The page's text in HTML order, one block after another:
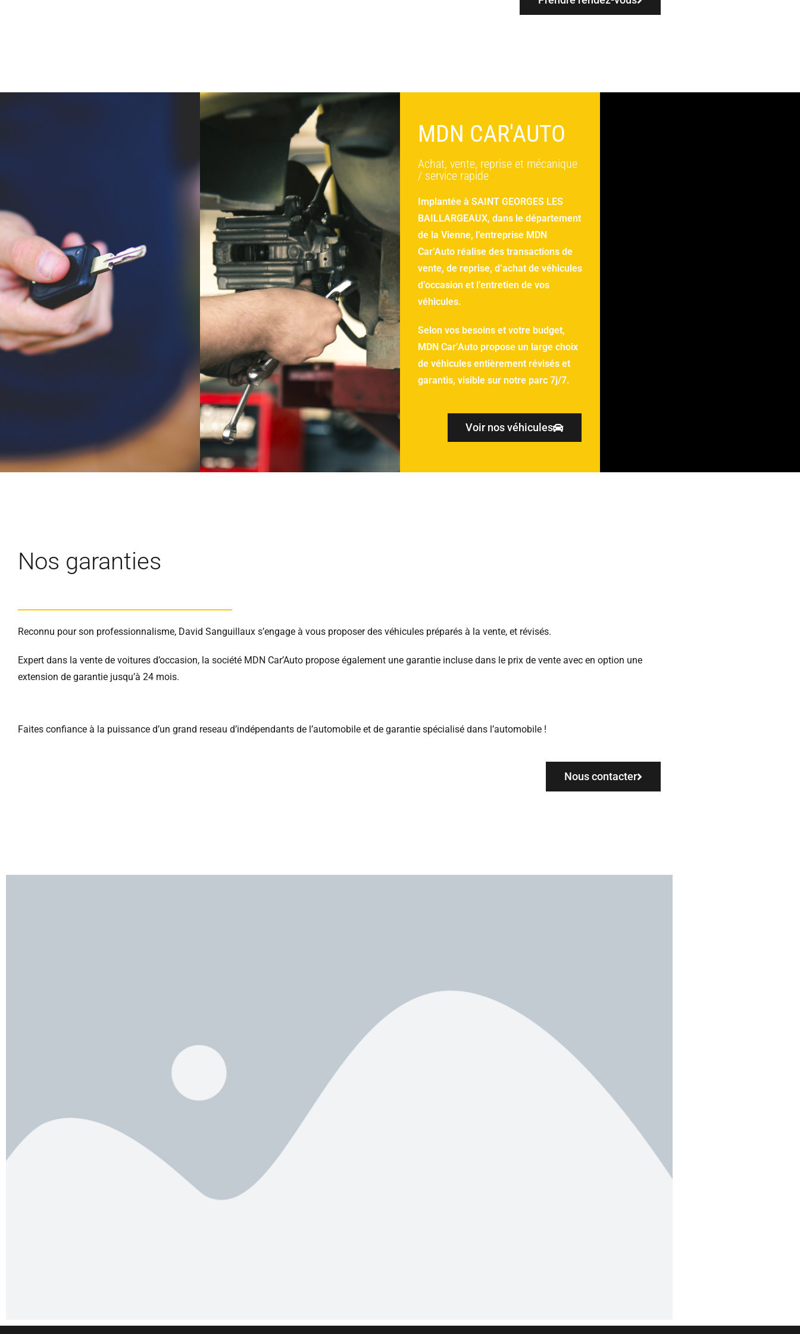
MDN CAR'AUTO
Achat, vente, reprise et mécanique
/ service rapide
Implantée à SAINT GEORGES LES
BAILLARGEAUX, dans le département
de la Vienne, l’entreprise MDN
Car’Auto réalise des transactions de
vente, de reprise, d’achat de véhicules
d’occasion et l’entretien de vos
véhicules.
Selon vos besoins et votre budget,
MDN Car’Auto propose un large choix
de véhicules entièrement révisés et
garantis, visible sur notre parc 7j/7.
Voir nos véhicules
Nos garanties
Reconnu pour son professionnalisme, David Sanguillaux s’engage à vous proposer des véhicules préparés à la vente, et révisés.
Expert dans la vente de voitures d’occasion, la société MDN Car’Auto propose également une garantie incluse dans le prix de vente avec en option une
extension de garantie jusqu’à 24 mois.
Faites confiance à la puissance d’un grand reseau d’indépendants de l’automobile et de garantie spécialisé dans l’automobile !
Nous contacter